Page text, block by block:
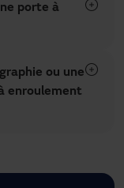
porte à
ou une
enroulement